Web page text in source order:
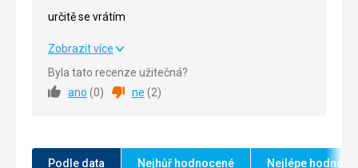
není moc na výběr, ale vše je čerstvé a chutné
Ubytování
pokoje denně uklízeny
Tato recenze byla přeložena automaticky přes
určitě se vrátím
určitě se vrátím
Strava
Zobrazit více
Byla tato recenze užitečná?
ano (0) ne (2)
Podle data Nejhůř hodnocené Nejlépe